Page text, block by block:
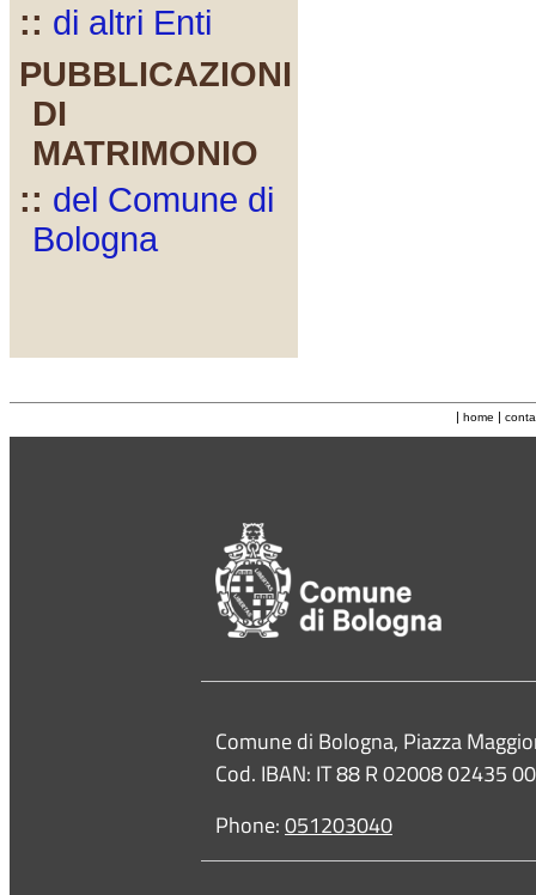
:: di altri Enti
PUBBLICAZIONI
DI
MATRIMONIO
:: del Comune di
Bologna
| home |
Contacts
Comune di Bologna, Piazza
Cod. IBAN: IT 88 R 02008 02435
Phone:051203040